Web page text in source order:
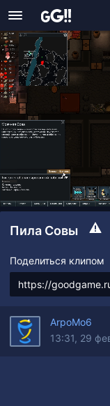
Пила Совы
Поделиться клипом
ArpoMo6
13:31, 29